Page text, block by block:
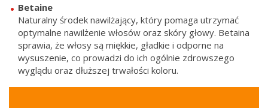
Betaine
Naturalny środek nawilżający, który pomaga utrzymać
optymalne nawilżenie włosów oraz skóry głowy. Betaina
sprawia, że włosy są miękkie, gładkie i odporne na
wysuszenie, co prowadzi do ich ogólnie zdrowszego
wyglądu oraz dłuższej trwałości koloru.